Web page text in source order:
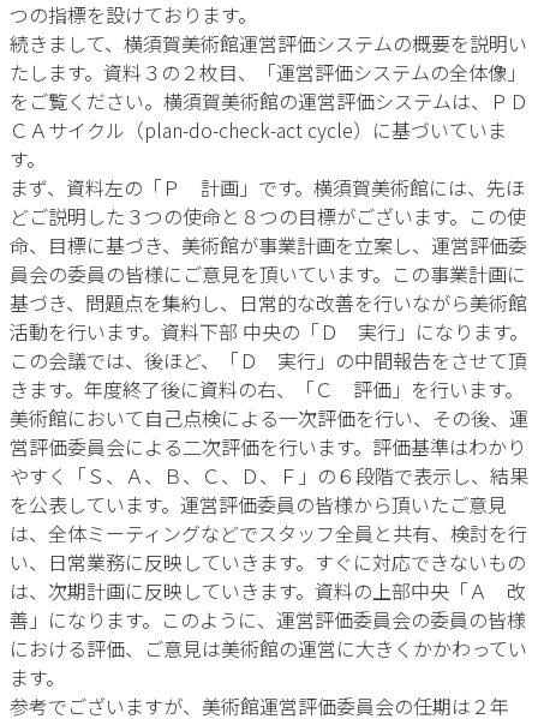
つの指標を設けております。
続きまして、横須賀美術館運営評価システムの概要を説明い
たします。資料３の２枚目、「運営評価システムの全体像」
をご覧ください。横須賀美術館の運営評価システムは、ＰＤ
ＣＡサイクル（plan-do-check-act cycle）に基づいていま
す。
まず、資料左の「Ｐ 計画」です。横須賀美術館には、先ほ
どご説明した３つの使命と８つの目標がございます。この使
命、目標に基づき、美術館が事業計画を立案し、運営評価委
員会の委員の皆様にご意見を頂いています。この事業計画に
基づき、問題点を集約し、日常的な改善を行いながら美術館
活動を行います。資料下部 中央の「Ｄ 実行」になります。
この会議では、後ほど、「Ｄ 実行」の中間報告をさせて頂
きます。年度終了後に資料の右、「Ｃ 評価」を行います。
美術館において自己点検による一次評価を行い、その後、運
営評価委員会による二次評価を行います。評価基準はわかり
やすく「Ｓ、Ａ、Ｂ、Ｃ、Ｄ、Ｆ」の６段階で表示し、結果
を公表しています。運営評価委員の皆様から頂いたご意見
は、全体ミーティングなどでスタッフ全員と共有、検討を行
い、日常業務に反映していきます。すぐに対応できないもの
は、次期計画に反映していきます。資料の上部中央「Ａ 改
善」になります。このように、運営評価委員会の委員の皆様
における評価、ご意見は美術館の運営に大きくかかわってい
ます。
参考でございますが、美術館運営評価委員会の任期は２年